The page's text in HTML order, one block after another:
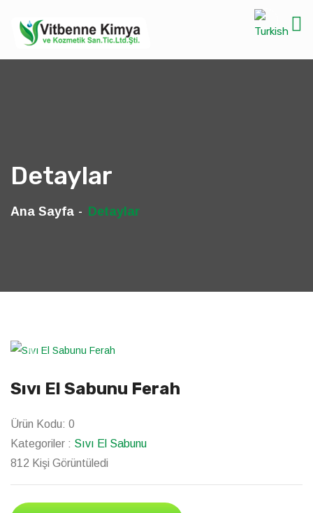
Detaylar
Ana Sayfa Detaylar
Sıvı El Sabunu Ferah
Ürün Kodu: 0
Kategoriler : Sıvı El Sabunu
812 Kişi Görüntüledi